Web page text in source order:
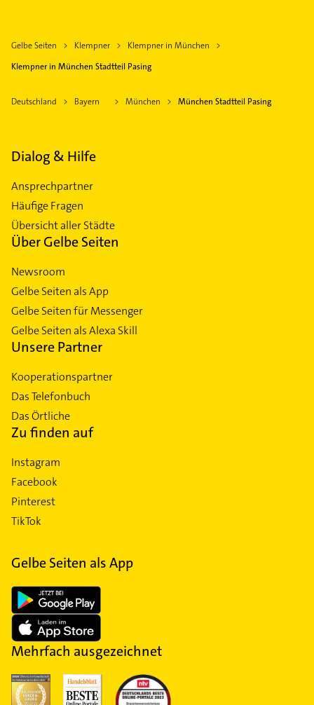
Gelbe Seiten Klempner
Klempner in München
Klempner in München Stadtteil Pasing
Deutschland Bayern München München Stadtteil Pasing
Dialog & Hilfe
Ansprechpartner
Häufige Fragen
Übersicht aller Städte
Über Gelbe Seiten
Newsroom
Gelbe Seiten als App
Gelbe Seiten für Messenger
Gelbe Seiten als Alexa Skill
Unsere Partner
Kooperationspartner
Das Telefonbuch
Das Örtliche
Zu finden auf
Instagram
Facebook
Pinterest
TikTok
Gelbe Seiten als App
Mehrfach ausgezeichnet